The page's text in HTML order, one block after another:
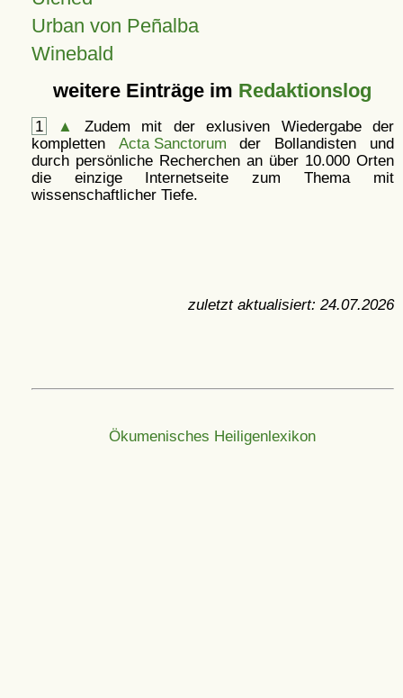
Urban von Peñalba
Winebald
weitere Einträge im Redaktionslog
1 ▲
Zudem mit der exlusiven Wiedergabe der
kompletten Acta Sanctorum der Bollandisten und
durch persönliche Recherchen an über 10.000 Orten
die einzige Internetseite zum Thema mit
wissenschaftlicher Tiefe.
zuletzt aktualisiert: 24.07.2026
Ökumenisches Heiligenlexikon